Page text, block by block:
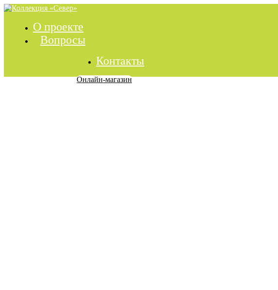
О проекте
Вопросы
Контакты
Онлайн-магазин